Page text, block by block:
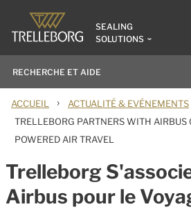
SEALING
SOLUTIONS
ACCUEIL › ACTUALITÉ & EVÉNEMENTS
TRELLEBORG PARTNERS WITH AIRBUS
POWERED AIR TRAVEL
Trelleborg
Airbus pour le